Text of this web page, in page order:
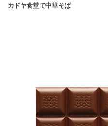
カドヤ食堂で中華そば